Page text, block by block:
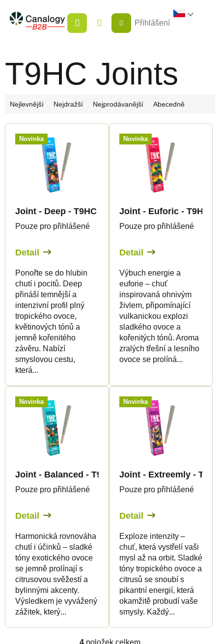
obsah
NÁKUPNÍ
KOŠÍK
Přihlášení
T9HC Joints
Ř
z
Nejlevnější Nejdražší Nejprodávanější Abecedně
V
Novinka
Joint - Deep - T9HC 99% - Canapuff
Pouze pro přihlášené
Detail
Ponořte se do hlubin
chutí i pocitů. Deep
přináší temnější a
intenzivní profil plný
tropického ovoce,
květinových tónů a
jemně kořenitého
závěru. Nabízí
smyslovou cestu,
která...
Novinka
Joint - Euforic - T9HC
Pouze pro přihlášené
Detail
Výbuch energie a
euforie – chuť
inspirovaná ohnivým
živlem, připomínající
vulkanickou explozi
sladkého ovoce a
kořenitých tónů. Aroma
zralých třešní a lesního
ovoce se prolíná...
Novinka
Joint - Balanced - T9HC 99% - Canapuff
Pouze pro přihlášené
Detail
Harmonická rovnováha
chutí i účinků – sladké
tóny exotického ovoce
se jemně prolínají s
citrusovou svěžestí a
bylinnými akcenty.
Výsledkem je vyvážený
zážitek, který...
Novinka
Joint - Extreemly -
Pouze pro přihlášené
Detail
Exploze intenzity –
chuť, která vystřelí vaši
mysl až na orbit. Sladké
tóny tropického ovoce a
citrusů se snoubí s
pikantní energií, která
okamžitě probudí vaše
smysly. Každý...
4 položek celkem